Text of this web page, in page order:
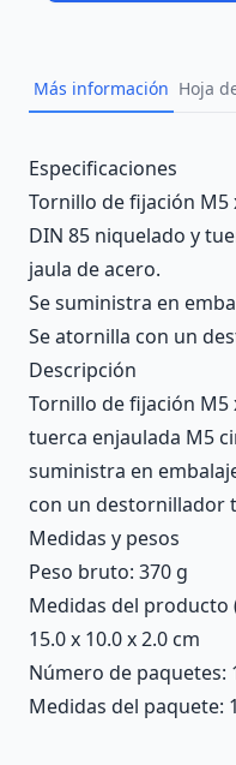
Más información Hoja
Description
Especificaciones
Tornillo de fijación M5
DIN 85 niquelado y
jaula de acero.
Se suministra en
Se atornilla con un
Descripción
Tornillo de fijación M5
tuerca enjaulada M5
suministra en
con un destornillador
Medidas y pesos
Peso bruto: 370 g
Medidas del producto
15.0 x 10.0 x 2.0 cm
Número de paquetes:
Medidas del paquete: